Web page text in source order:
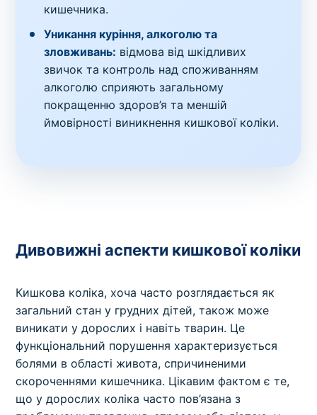
кишечника.
Уникання куріння, алкоголю та
зловживань: відмова від шкідливих
звичок та контроль над споживанням
алкоголю сприяють загальному
покращенню здоров’я та меншій
ймовірності виникнення кишкової коліки.
Дивовижні аспекти кишкової коліки
Кишкова коліка, хоча часто розглядається як
загальний стан у грудних дітей, також може
виникати у дорослих і навіть тварин. Це
функціональний порушення характеризується
болями в області живота, спричиненими
скороченнями кишечника. Цікавим фактом є те,
що у дорослих коліка часто пов’язана з